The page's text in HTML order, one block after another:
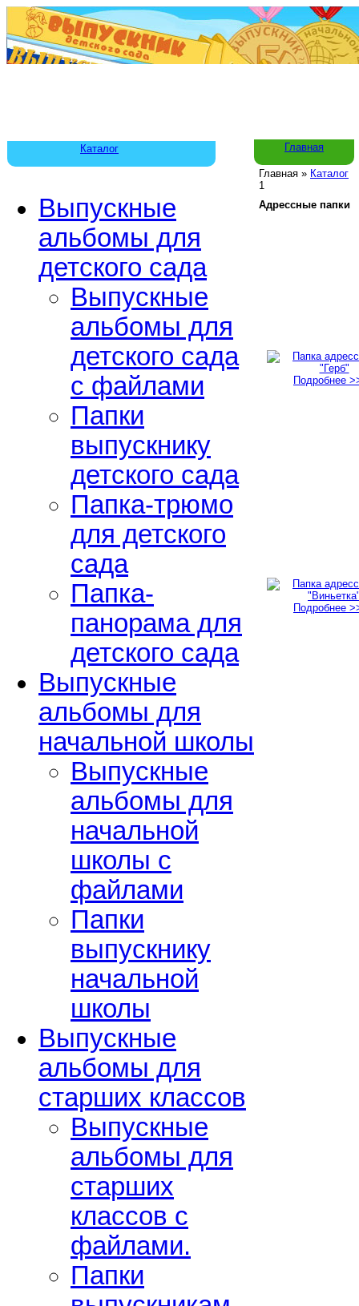
Каталог Главная
Выпускные
альбомы для
детского сада
Выпускные
альбомы для
детского сада
с файлами
Папки
выпускнику
детского сада
Папка-трюмо
для детского
сада
Папка-
панорама для
детского сада
Выпускные
альбомы для
начальной школы
Выпускные
альбомы для
начальной
школы с
файлами
Папки
выпускнику
начальной
школы
Выпускные
альбомы для
старших классов
Выпускные
альбомы для
старших
классов с
файлами.
Папки
Главная » Каталог
1
Адрессные папки
Подробнее
Подробнее